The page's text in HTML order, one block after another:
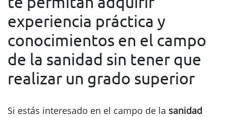
experiencia práctica y
conocimientos en el campo
de la sanidad sin tener que
realizar un grado superior
Si estás interesado en el campo de la sanidad